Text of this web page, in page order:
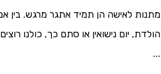
מתנות לאישה הן תמיד אתגר מרגש. בין
הולדת, יום נישואין או סתם כך, כולנו
...